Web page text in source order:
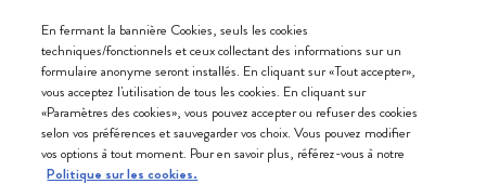
Nous acceptons
Italia - P. IVA / CCIAA n. 07234480965 - REA MI 1945400 - Cap.
Soc. €2.181.513,42
En fermant la bannière Cookies, seuls les cookies
techniques/fonctionnels et ceux collectant des informations sur un
formulaire anonyme seront installés. En cliquant sur «Tout accepter»,
vous acceptez l'utilisation de tous les cookies. En cliquant sur
«Paramètres des cookies», vous pouvez accepter ou refuser des cookies
selon vos préférences et sauvegarder vos choix. Vous pouvez modifier
vos options à tout moment. Pour en savoir plus, référez-vous à notre
Politique sur les cookies.